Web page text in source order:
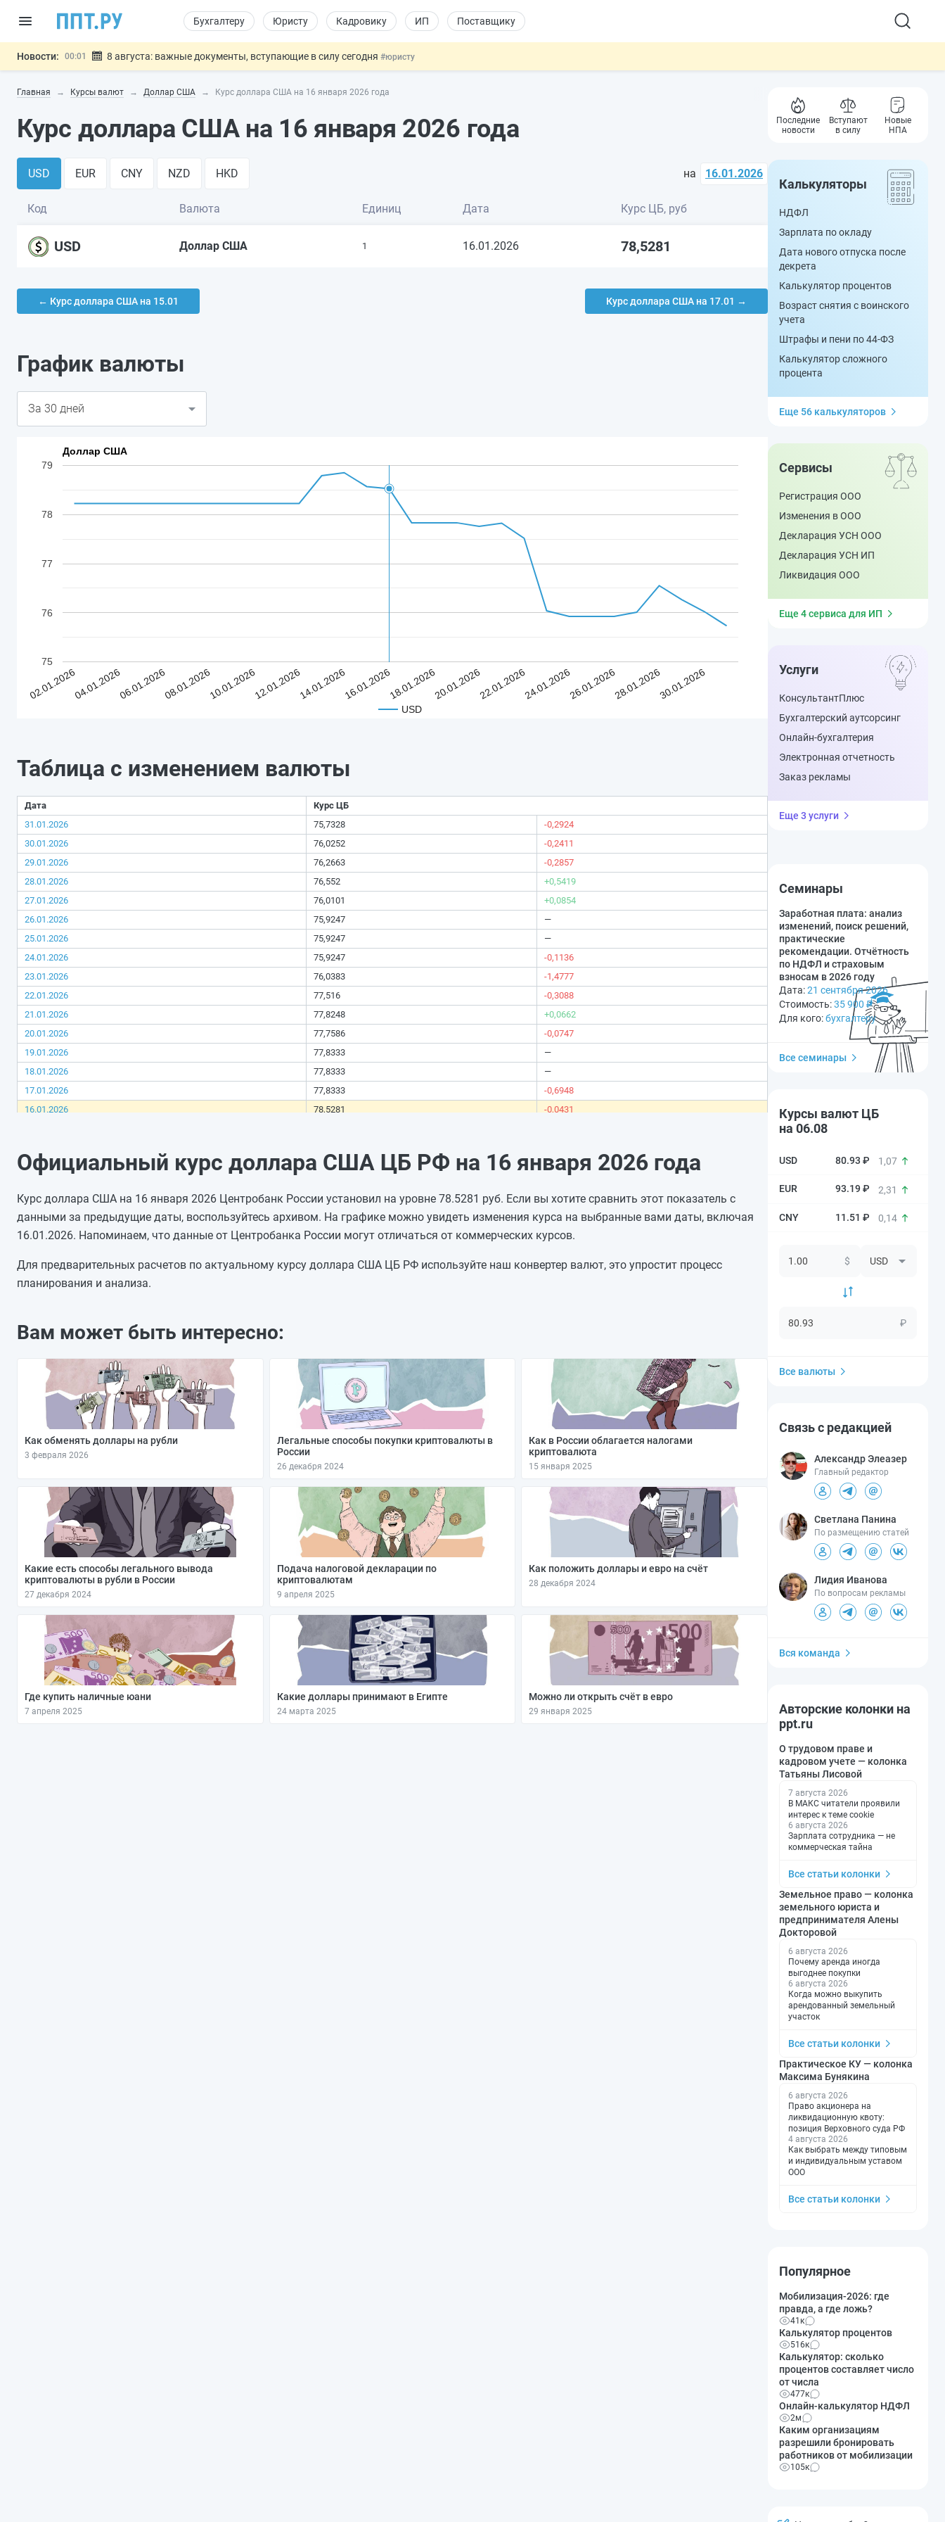
Бухгалтеру Юристу Кадровику ИП Поставщику
Новости: 00:01 8 августа: важные документы, вступающие в силу сегодня #юристу
07.08 Дистанционную работу беременных пропишут в ТК РФ #кадровику
07.08
Важно Разработают единые критерии трудовых и ГПХ-отношений#кадровику
Главная Курсы валют Доллар США Курс доллара США на 16 января 2026 года
Курс доллара США на 16 января 2026 года
USD EUR CNY NZD HKD на 16.01.2026
Код Валюта Единиц Дата Курс ЦБ, руб
USD Доллар США 1 16.01.2026 78,5281
← Курс доллара США на 15.01 Курс доллара США на 17.01 →
График валюты
Доллар США
USD
02.01.202604.01.202606.01.202608.01.202610.01.202612.01.202614.01.202616.01.202618.01.202620.01.202622.01.202624.01.202626.01.202628.01.202630.01.2026
75
76
77
78
79
Таблица с изменением валюты
Дата
Курс ЦБ
31.01.2026
75,7328
-0,2924
30.01.2026
76,0252
-0,2411
29.01.2026
76,2663
-0,2857
28.01.2026
76,552
+0,5419
27.01.2026
76,0101
+0,0854
26.01.2026
75,9247
—
25.01.2026
75,9247
—
24.01.2026
75,9247
-0,1136
23.01.2026
76,0383
-1,4777
22.01.2026
77,516
-0,3088
21.01.2026
77,8248
+0,0662
20.01.2026
77,7586
-0,0747
19.01.2026
77,8333
—
18.01.2026
77,8333
—
17.01.2026
77,8333
-0,6948
16.01.2026
78,5281
-0,0431
13.01.2026
78,7914
+0,5646
11.01.2026
78,2268
—
10.01.2026
78,2268
—
09.01.2026
78,2268
—
08.01.2026
78,2268
—
07.01.2026
04.01.2026
03.01.2026
78,2268
02.01.2026
78,2268
Официальный курс доллара США ЦБ РФ на 16 января 2026 года
Курс доллара США на 16 января 2026 Центробанк России установил на уровне 78.5281 руб. Если вы хотите сравнить этот показатель с
данными за предыдущие даты, воспользуйтесь архивом. На графике можно увидеть изменения курса на выбранные вами даты, включая
16.01.2026. Напоминаем, что данные от Центробанка России могут отличаться от коммерческих курсов.
Для предварительных расчетов по актуальному курсу доллара США ЦБ РФ используйте наш конвертер валют, это упростит процесс
планирования и анализа.
Вам может быть интересно:
Как обменять доллары на рубли
3 февраля 2026
Легальные способы покупки криптовалюты в
России
26 декабря 2024
Как в России облагается налогами
криптовалюта
15 января 2025
Какие есть способы легального вывода
криптовалюты в рубли в России
27 декабря 2024
Подача налоговой декларации по
криптовалютам
9 апреля 2025
Как положить доллары и евро на счёт
28 декабря 2024
Где купить наличные юани
7 апреля 2025
Какие доллары принимают в Египте
24 марта 2025
Можно ли открыть счёт в евро
29 января 2025
Последние
новости
Вступают
в силу
Новые
НПА
Калькуляторы
НДФЛ
Зарплата по окладу
Дата нового отпуска после
декрета
Калькулятор процентов
Возраст снятия с воинского
учета
Штрафы и пени по 44-ФЗ
Калькулятор сложного
процента
Еще 56 калькуляторов
Сервисы
Регистрация ООО
Изменения в ООО
Декларация УСН ООО
Декларация УСН ИП
Ликвидация ООО
Еще 4 сервиса для ИП
Услуги
КонсультантПлюс
Бухгалтерский аутсорсинг
Онлайн-бухгалтерия
Электронная отчетность
Заказ рекламы
Еще 3 услуги
Семинары
Заработная плата: анализ
изменений, поиск решений,
практические
рекомендации. Отчётность
по НДФЛ и страховым
взносам в 2026 году
Дата:21 сентября 2026
Стоимость:35 900 ₽
Для кого:бухгалтеру
Все семинары
Курсы валют ЦБ
на 06.08
80.93 ₽ 1,07
93.19 ₽ 2,31
11.51 ₽ 0,14
$
₽
Все валюты
Связь с редакцией
Александр Элеазер
Главный редактор
Светлана Панина
По размещению статей
Лидия Иванова
По вопросам рекламы
Вся команда
Авторские колонки на
ppt.ru
О трудовом праве и
кадровом учете — колонка
Татьяны Лисовой
7 августа 2026
В МАКС читатели проявили
интерес к теме cookie
6 августа 2026
Зарплата сотрудника — не
коммерческая тайна
Все статьи колонки
Земельное право — колонка
земельного юриста и
предпринимателя Алены
Докторовой
6 августа 2026
Почему аренда иногда
выгоднее покупки
6 августа 2026
Когда можно выкупить
арендованный земельный
участок
Все статьи колонки
Практическое КУ — колонка
Максима Бунякина
6 августа 2026
Право акционера на
ликвидационную квоту:
позиция Верховного суда РФ
4 августа 2026
Как выбрать между типовым
и индивидуальным уставом
ООО
Все статьи колонки
Популярное
Мобилизация-2026: где
правда, а где ложь?
41к
Калькулятор процентов
516к
Калькулятор: сколько
процентов составляет число
от числа
477к
Онлайн-калькулятор НДФЛ
2м
Каким организациям
разрешили бронировать
работников от мобилизации
105к